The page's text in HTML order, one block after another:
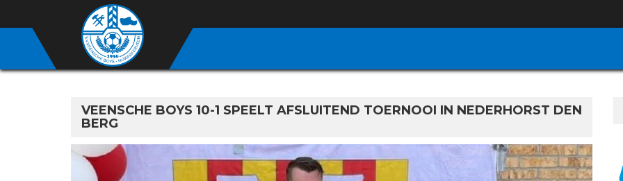
VEENSCHE BOYS 10-1 SPEELT AFSLUITEND TOERNOOI IN NEDERHORST DEN
BERG